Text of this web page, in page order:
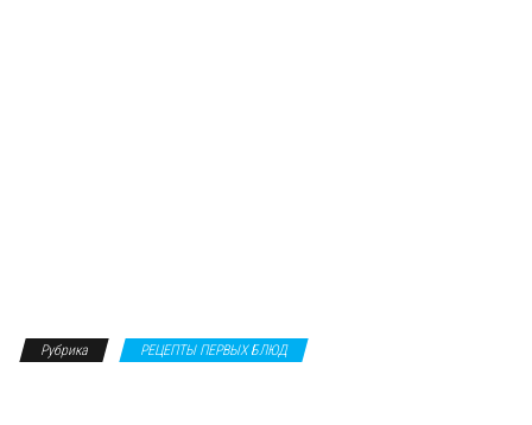
Рубрика РЕЦЕПТЫ ПЕРВЫХ БЛЮД